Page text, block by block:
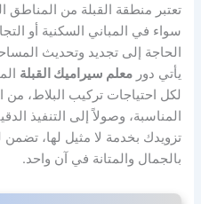
تعتبر منطقة القبلة من المناطق
سواء في المباني السكنية أو
الحاجة إلى تجديد وتحديث
يأتي دورمعلم سيراميك القبلة
لكل احتياجات تركيب البلاط، من
المناسبة، وصولاً إلى التنفيذ
تزويدك بخدمة لا مثيل لها، تضمن
بالجمال والمتانة في آن واحد.